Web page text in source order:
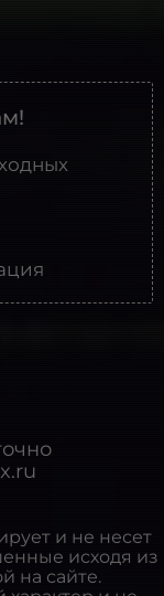
и не несет
исходя из
на сайте.